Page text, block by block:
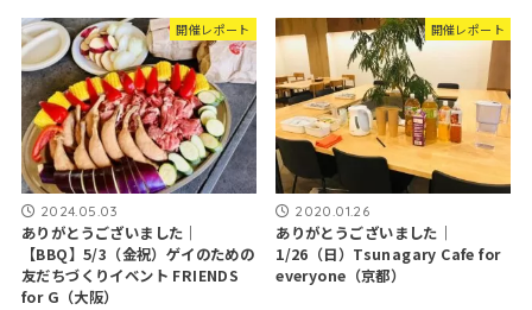
開催レポート
2024.05.03
ありがとうございました｜
【BBQ】5/3（金祝）ゲイのための
友だちづくりイベント FRIENDS
for G（大阪）
開催レポート
2020.01.26
ありがとうございました｜
1/26（日）Tsunagary Cafe for
everyone（京都）